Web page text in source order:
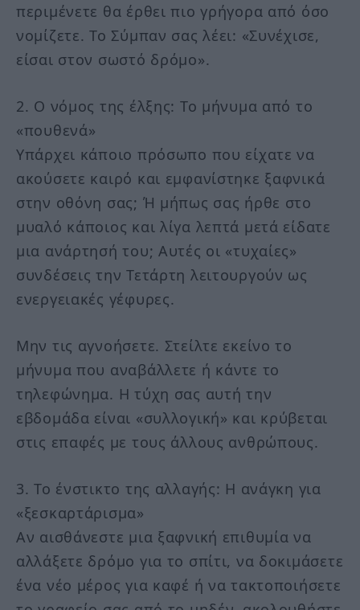
περιμένετε θα έρθει πιο γρήγορα από όσο
νομίζετε. Το Σύμπαν σας λέει: «Συνέχισε,
είσαι στον σωστό δρόμο».
2. Ο νόμος της έλξης: Το μήνυμα από το
«πουθενά»
Υπάρχει κάποιο πρόσωπο που είχατε να
ακούσετε καιρό και εμφανίστηκε ξαφνικά
στην οθόνη σας; Ή μήπως σας ήρθε στο
μυαλό κάποιος και λίγα λεπτά μετά είδατε
μια ανάρτησή του; Αυτές οι «τυχαίες»
συνδέσεις την Τετάρτη λειτουργούν ως
ενεργειακές γέφυρες.
Μην τις αγνοήσετε. Στείλτε εκείνο το
μήνυμα που αναβάλλετε ή κάντε το
τηλεφώνημα. Η τύχη σας αυτή την
εβδομάδα είναι «συλλογική» και κρύβεται
στις επαφές με τους άλλους ανθρώπους.
3. Το ένστικτο της αλλαγής: Η ανάγκη για
«ξεσκαρτάρισμα»
Αν αισθάνεστε μια ξαφνική επιθυμία να
αλλάξετε δρόμο για το σπίτι, να δοκιμάσετε
ένα νέο μέρος για καφέ ή να τακτοποιήσετε